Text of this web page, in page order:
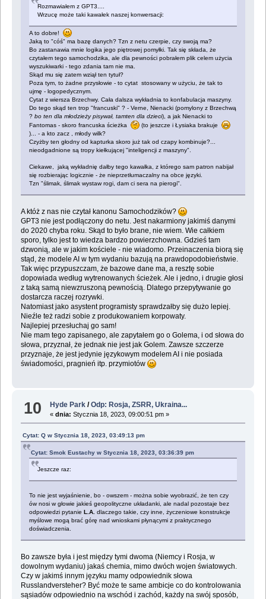
Rozmawiałem z GPT3....
Wrzucę może taki kawałek naszej konwersacji:
A to dobre!
Jaką to "cóś" ma bazę danych? Tzn z netu czerpie, czy swoją ma?
Bo zastanawia mnie logika jego piętrowej pomyłki. Tak się składa, że
czytałem tego samochodzika, ale dla pewności pobrałem plik celem użycia
wyszukiwarki - tego zdania tam nie ma.
Skąd mu się zatem wziął ten tytuł?
Poza tym, to żadne przysłowie - to cytat stosowany w użyciu, że tak to
ujmę - logopedycznym.
Cytat z wiersza Brzechwy. Cała dalsza wykładnia to konfabulacja maszyny.
Do tego skąd ten trop "francuski" ? - Verne, Nienacki (pomylony z Brzechwą
? bo ten dla młodzieży pisywał, tamten dla dzieci), a jak Nienacki to
Fantomas - skoro francuska ścieżka
(to jeszcze i Łysiaka brakuje
)... - a kto zacz , młody wilk?
Czyżby ten głodny od kapturka skoro już tak od czapy kombinuje?...
nieodgadnione są tropy kiełkującej "inteligencji z maszyny".
Ciekawe, jaką wykładnię dałby tego kawałka, z którego sam patron nabijał
się rozbierając logicznie - że nieprzetłumaczalny na obce języki.
Tzn "ślimak, ślimak wystaw rogi, dam ci sera na pierogi".
A któż z nas nie czytał kanonu Samochodzików?
GPT3 nie jest podłączony do netu. Jest nakarmiony jakimiś danymi
do 2020 chyba roku. Skąd to było brane, nie wiem. Wie całkiem
sporo, tylko jest to wiedza bardzo powierzchowna. Gdzieś tam
dzwonią, ale w jakim kościele - nie wiadomo. Przeinaczenia biorą się
stąd, że modele AI w tym wydaniu bazują na prawdopodobieństwie.
Tak więc przypuszczam, że bazowe dane ma, a resztę sobie
dopowiada według wytrenowanych ścieżek. Ale i jedno, i drugie głosi
z taką samą niewzruszoną pewnością. Dlatego przepytywanie go
dostarcza raczej rozrywki.
Natomiast jako asystent programisty sprawdzałby się dużo lepiej.
Nieźle też radzi sobie z produkowaniem korpowaty.
Najlepiej przesłuchaj go sam!
Nie mam tego zapisanego, ale zapytałem go o Golema, i od słowa do
słowa, przyznał, że jednak nie jest jak Golem. Zawsze szczerze
przyznaje, że jest jedynie językowym modelem AI i nie posiada
świadomości, pragnień itp. przymiotów
10 Hyde Park /Odp: Rosja, ZSRR, Ukraina...
«dnia: Stycznia 18, 2023, 09:00:51 pm »
Cytat: Q w Stycznia 18, 2023, 03:49:13 pm
Cytat: Smok Eustachy w Stycznia 18, 2023, 03:36:39 pm
Jeszcze raz:
To nie jest wyjaśnienie, bo - owszem - można sobie wyobrazić, że ten czy
ów nosi w głowie jakieś geopolityczne układanki, ale nadal pozostaje bez
odpowiedzi pytanie L.A. dlaczego takie, czy inne, życzeniowe konstrukcje
myślowe mogą brać górę nad wnioskami płynącymi z praktycznego
doświadczenia.
Bo zawsze była i jest między tymi dwoma (Niemcy i Rosja, w
dowolnym wydaniu) jakaś chemia, mimo dwóch wojen światowych.
Czy w jakimś innym języku mamy odpowiednik słowa
Russlandversteher? Być może te same ambicje co do kontrolowania
sąsiadów odpowiednio na wschód i zachód, każdy na swój sposób,